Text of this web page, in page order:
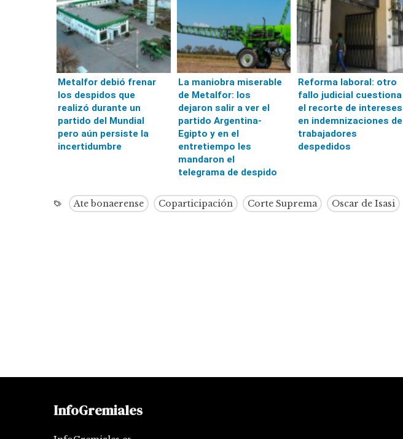
Metalfor debió frenar
los despidos que
realizó durante un
partido del Mundial
pero aún persiste la
incertidumbre
La maniobra miserable
de Metalfor: los
dejaron salir a ver el
partido Argentina-
Egipto y en el
entretiempo les
mandaron el
telegrama de despido
Reforma laboral: otro
fallo judicial cuestiona
el recorte de intereses
en indemnizaciones de
trabajadores
despedidos
Ate bonaerense Coparticipación Corte Suprema Oscar de Isasi
InfoGremiales